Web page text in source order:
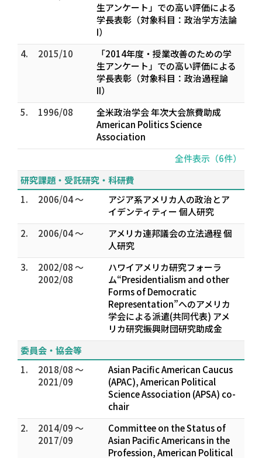
生アンケート」での高い評価による
学長表彰（対象科目：政治学方法論
I）
4.
2015/10
「2014年度・授業改善のための学
生アンケート」での高い評価による
学長表彰（対象科目：政治過程論
II）
5.
1996/08
全米政治学会 年次大会旅費助成
American Politics Science
Association
全件表示（6件）
研究課題・受託研究・科研費
1.
2006/04 ～
アジア系アメリカ人の政治とア
イデンティティー 個人研究
2.
2006/04 ～
アメリカ連邦議会の立法過程 個
人研究
3.
2002/08 ～
2002/08
ハワイアメリカ研究フォーラ
ム“Presidentialism and other
Forms of Democratic
Representation”へのアメリカ
学会による派遣(共同代表) アメ
リカ研究振興財団研究助成金
委員会・協会等
1.
2018/08 ～
2021/09
Asian Pacific American Caucus
(APAC), American Political
Science Association (APSA) co-
chair
2.
2014/09 ～
2017/09
Committee on the Status of
Asian Pacific Americans in the
Profession, American Political